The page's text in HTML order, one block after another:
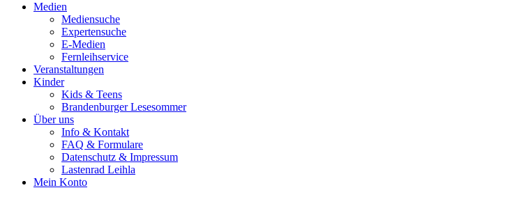
Medien
Mediensuche
Expertensuche
E-Medien
Fernleihservice
Veranstaltungen
Kinder
Kids & Teens
Brandenburger Lesesommer
Über uns
Info & Kontakt
FAQ & Formulare
Datenschutz & Impressum
Lastenrad Leihla
Mein Konto